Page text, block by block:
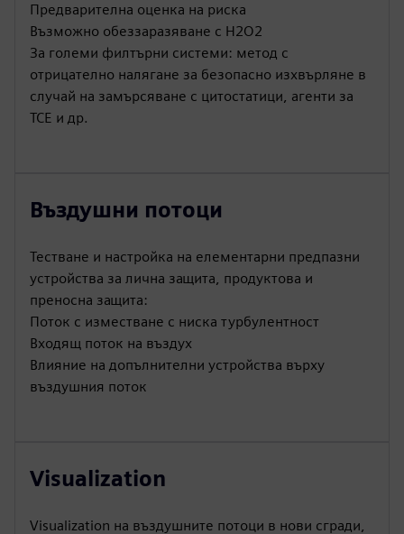
Предварителна оценка на риска
Възможно обеззаразяване с H2O2
За големи филтърни системи: метод с
отрицателно налягане за безопасно изхвърляне в
случай на замърсяване с цитостатици, агенти за
ТСЕ и др.
Въздушни потоци
Тестване и настройка на елементарни предпазни
устройства за лична защита, продуктова и
преносна защита:
Поток с изместване с ниска турбулентност
Входящ поток на въздух
Влияние на допълнителни устройства върху
въздушния поток
Visualization
Visualization на въздушните потоци в нови сгради,